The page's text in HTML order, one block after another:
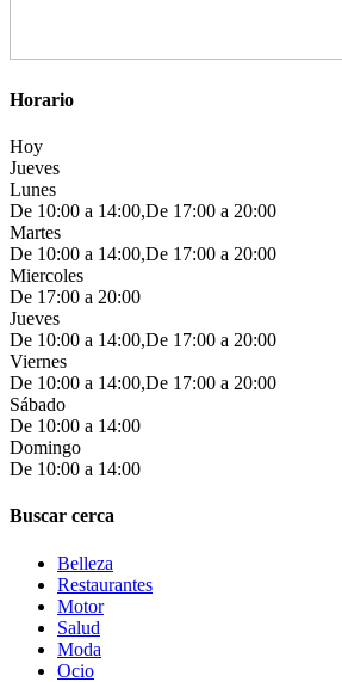
Horario
Hoy
Jueves
Lunes
De 10:00 a 14:00,De 17:00 a 20:00
Martes
De 10:00 a 14:00,De 17:00 a 20:00
Miercoles
De 17:00 a 20:00
Jueves
De 10:00 a 14:00,De 17:00 a 20:00
Viernes
De 10:00 a 14:00,De 17:00 a 20:00
Sábado
De 10:00 a 14:00
Domingo
De 10:00 a 14:00
Buscar cerca
Belleza
Restaurantes
Motor
Salud
Moda
Ocio